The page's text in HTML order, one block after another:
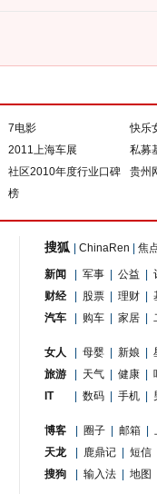
7电影
快乐
2011上海车展
私募
社区2010年度行业口碑
榜
贵州
搜狐 ChinaRen 焦
新闻 军事 公益
财经
股票 理财
汽车
购车 家居
女人 母婴 新娘
旅游
天气 健康
IT
数码 手机
博客 圈子 邮箱
天龙
鹿鼎记
短信
搜狗
输入法 地图